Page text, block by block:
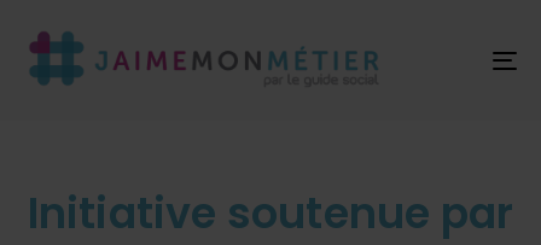
Initiative soutenue par